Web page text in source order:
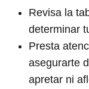
Revisa la
determinar
Presta
asegurarte
apretar ni